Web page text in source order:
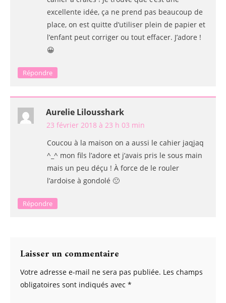
excellente idée, ça ne prend pas beaucoup de
place, on est quitte d’utiliser plein de papier et
l’enfant peut corriger ou tout effacer. J’adore !
😀
Répondre
Aurelie Lilousshark
23 février 2018 à 23 h 03 min
Coucou à la maison on a aussi le cahier jaqjaq
^_^ mon fils l’adore et j’avais pris le sous main
mais un peu déçu ! À force de le rouler
l’ardoise à gondolé 🙁
Répondre
Laisser un commentaire
Votre adresse e-mail ne sera pas publiée. Les champs
obligatoires sont indiqués avec *